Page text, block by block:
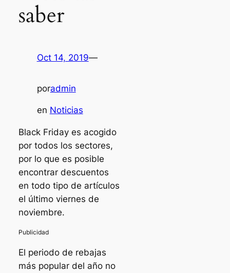
saber
Oct 14, 2019—
poradmin
en Noticias
Black Friday es acogido
por todos los sectores,
por lo que es posible
encontrar descuentos
en todo tipo de artículos
el último viernes de
noviembre.
El periodo de rebajas
más popular del año no